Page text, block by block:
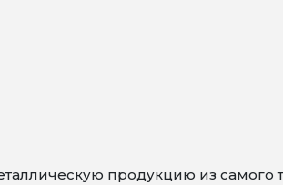
продукцию из самого